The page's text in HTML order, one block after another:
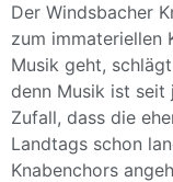
Der Windsbacher
zum immateriellen
Musik geht,
denn Musik ist seit
Zufall, dass die
Landtags schon
Knabenchors